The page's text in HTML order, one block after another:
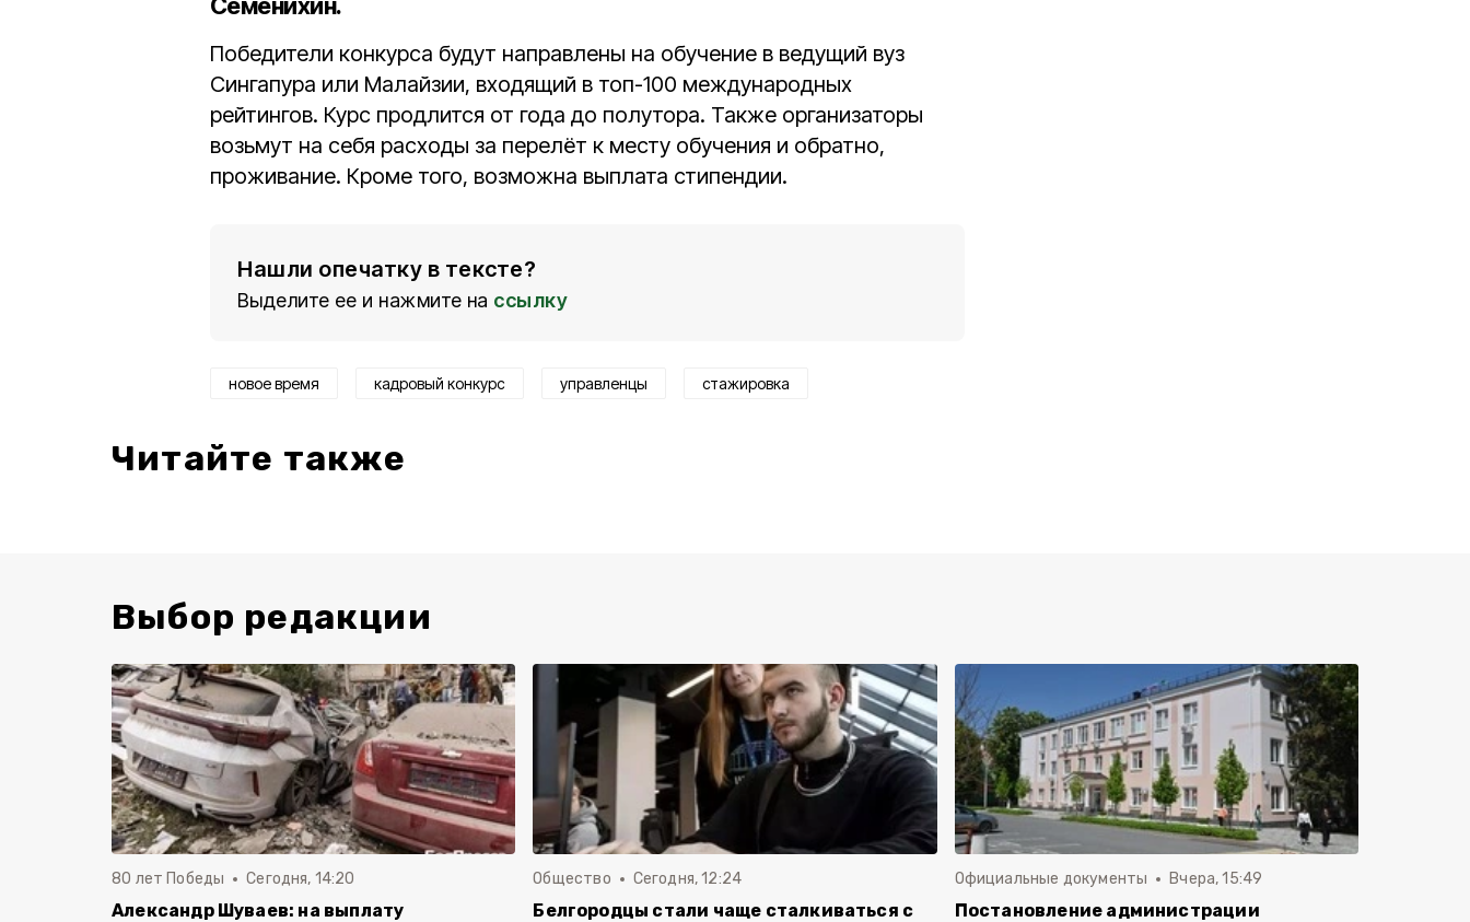
Победители конкурса будут направлены на обучение в ведущий вуз
Сингапура или Малайзии, входящий в топ-100 международных
рейтингов. Курс продлится от года до полутора. Также организаторы
возьмут на себя расходы за перелёт к месту обучения и обратно,
проживание. Кроме того, возможна выплата стипендии.
Нашли опечатку в тексте?
Выделите ее и нажмите на ссылку
новое время кадровый конкурс управленцы стажировка
Читайте также
Выбор редакции
80 лет Победы Сегодня, 14:20
Александр Шуваев: на выплату
Общество Сегодня, 12:24
Белгородцы стали чаще сталкиваться с
Официальные документы Вчера, 15:49
Постановление администрации